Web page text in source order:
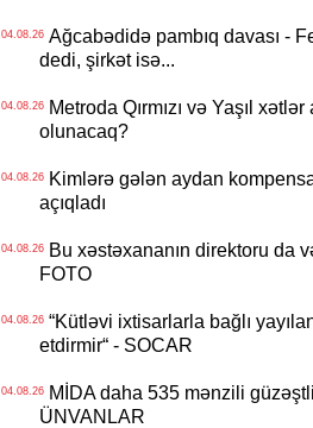
04.08.26Ağcabədidə pambıq davası -
dedi, şirkət isə...
04.08.26Metroda Qırmızı və Yaşıl
olunacaq?
04.08.26Kimlərə gələn aydan
açıqladı
04.08.26Bu xəstəxananın direktoru da
FOTO
04.08.26“Kütləvi ixtisarlarla bağlı
etdirmir“ - SOCAR
04.08.26MİDA daha 535 mənzili güzəştli
ÜNVANLAR